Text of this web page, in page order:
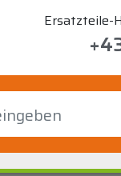
Ersatzteile-